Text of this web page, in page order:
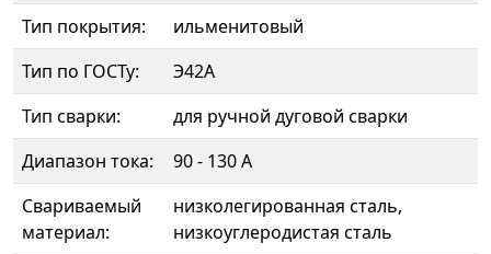
Тип покрытия:
ильменитовый
Тип по ГОСТу:
Э42А
Тип сварки:
для ручной дуговой сварки
Диапазон тока:
90 - 130 А
Свариваемый
материал:
низколегированная сталь,
низкоуглеродистая сталь